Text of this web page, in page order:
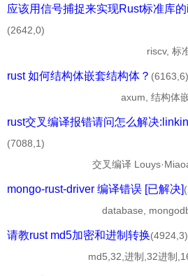
应该用信号捕捉来实现Rust标准库
(2642,0)
riscv, 标
rust 如何结构体嵌套结构体？ (6163,6)
axum, 结构体
rust交叉编译报错请问怎么解决
(7088,1)
交叉编译
mongo-rust-driver 编译错误 [已解决]
database,
请教rust md5加密和进制转换(4924,3)
md5,32,进制,32进制